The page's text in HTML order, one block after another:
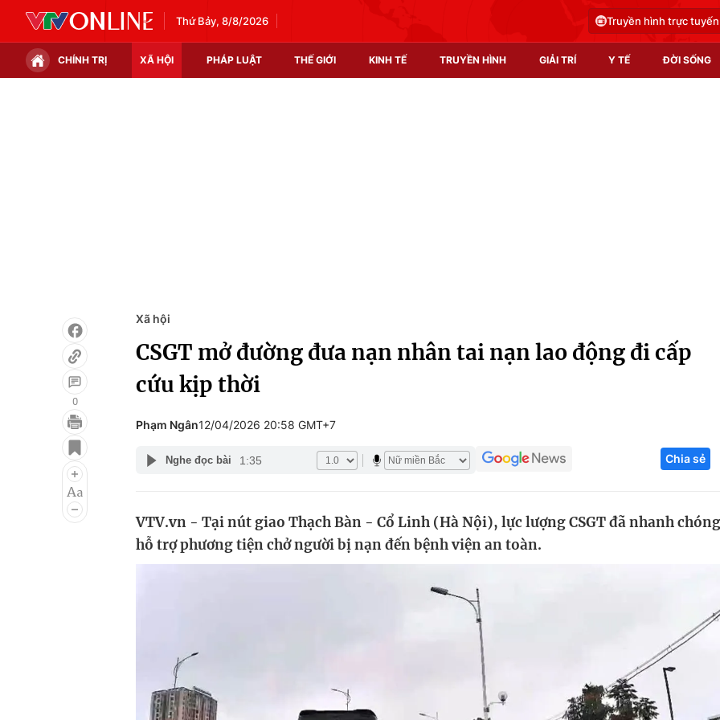
Thứ Bảy, 8/8/2026 Truyền hình trực tuyến
CHÍNH TRỊ XÃ HỘI PHÁP LUẬT THẾ GIỚI KINH TẾ TRUYỀN HÌNH GIẢI TRÍ Y TẾ ĐỜI SỐNG
Infographic
Điện ảnh
Âm nhạc
Du lịch
Chất lượng cuộc sống
Tuyển sinh
Hitech Công
Thị trường
0
Xã hội
CSGT mở đường đưa nạn nhân tai nạn lao động đi cấp
cứu kịp thời
Phạm Ngân12/04/2026 20:58 GMT+7
Nghe đọc bài 1:35 Chia sẻ
VTV.vn - Tại nút giao Thạch Bàn - Cổ Linh (Hà Nội), lực lượng CSGT đã nhanh chóng
hỗ trợ phương tiện chở người bị nạn đến bệnh viện an toàn.